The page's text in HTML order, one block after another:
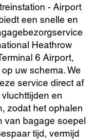
- Airport
een snelle en
Heathrow
6 Airport,
uw schema. We
service direct af
en
zodat het ophalen
van bagage soepel
tijd, vermijd